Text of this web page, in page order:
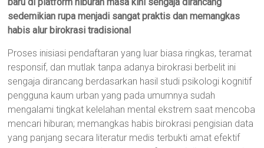
sedemikian rupa menjadi sangat praktis dan memangkas
habis alur birokrasi tradisional
Proses inisiasi pendaftaran yang luar biasa ringkas, teramat
responsif, dan mutlak tanpa adanya birokrasi berbelit ini
sengaja dirancang berdasarkan hasil studi psikologi kognitif
pengguna kaum urban yang pada umumnya sudah
mengalami tingkat kelelahan mental ekstrem saat mencoba
mencari hiburan; memangkas habis birokrasi pengisian data
yang panjang secara literatur medis terbukti amat efektif